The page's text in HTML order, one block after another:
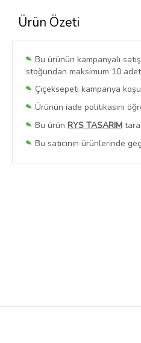
Ürün Özeti
Bu ürünün kampanyalı
stoğundan maksimum 10
Çiçeksepeti kampanya
Ürünün iade politikasını
Bu ürün RYS TASARIM
Bu satıcının ürünlerinde
Bu SatıcınınTüm